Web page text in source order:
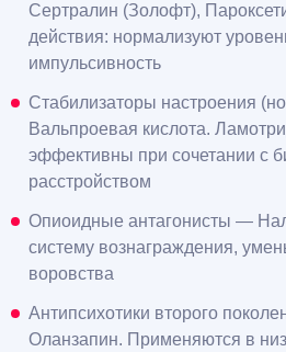
Сертралин (Золофт),
действия: нормализуют
импульсивность
Стабилизаторы настроения
Вальпроевая кислота.
эффективны при сочетании с
расстройством
Опиоидные антагонисты —
систему вознаграждения,
воровства
Антипсихотики второго
Оланзапин. Применяются в